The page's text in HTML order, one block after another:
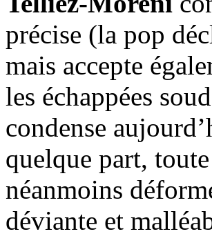
précise (la pop
mais accepte
les échappées
condense
quelque part,
néanmoins
déviante et